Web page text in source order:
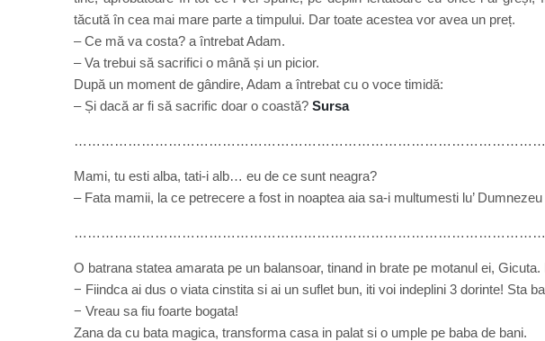
tăcută în cea mai mare parte a timpului. Dar toate acestea vor avea un preț.
– Ce mă va costa? a întrebat Adam.
– Va trebui să sacrifici o mână și un picior.
După un moment de gândire, Adam a întrebat cu o voce timidă:
– Și dacă ar fi să sacrific doar o coastă? Sursa
Mami, tu esti alba, tati-i alb… eu de ce sunt neagra?
– Fata mamii, la ce petrecere a fost in noaptea aia sa-i multumesti lu’
O batrana statea amarata pe un balansoar, tinand in brate pe motanul ei,
− Fiindca ai dus o viata cinstita si ai un suflet bun, iti voi indeplini 3 dorinte! Sta
− Vreau sa fiu foarte bogata!
Zana da cu bata magica, transforma casa in palat si o umple pe baba de bani.